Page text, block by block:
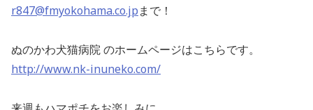
r847@fmyokohama.co.jpまで！
ぬのかわ犬猫病院 のホームページはこちらです。
http://www.nk-inuneko.com/